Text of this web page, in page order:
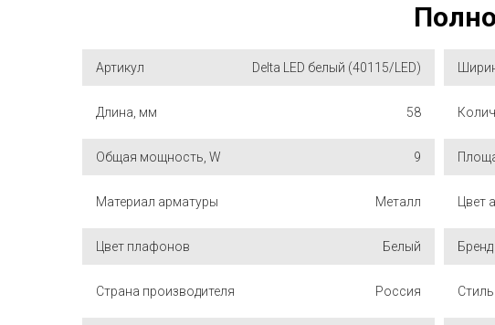
Артикул Delta LED белый (40115/LED)
Длина, мм 58
Общая мощность, W 9
Материал арматуры Металл Цвет
Цвет плафонов Белый Бренд
Страна производителя Россия Стиль